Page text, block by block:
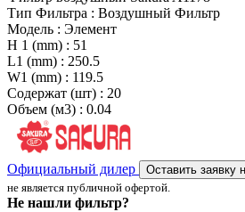
Тип Фильтра : Воздушный Фильтр
Модель : Элемент
H 1 (mm) : 51
L1 (mm) : 250.5
W1 (mm) : 119.5
Содержат (шт) : 20
Объем (м3) : 0.04
Официальный дилер Оставить заявку
не является публичной офертой.
Не нашли фильтр?